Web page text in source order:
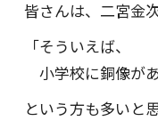
皆さんは、二宮金
「そういえば、
小学校に銅像が
という方も多いと